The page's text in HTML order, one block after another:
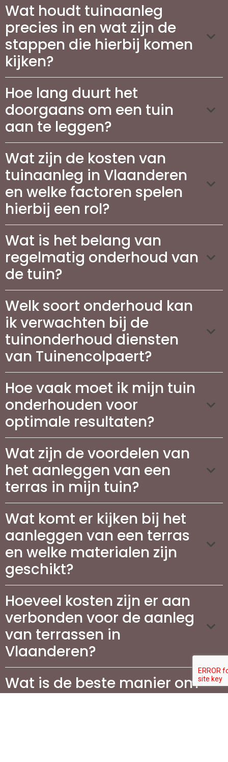
Wat houdt tuinaanleg
precies in en wat zijn de
stappen die hierbij komen
kijken?
Hoe lang duurt het
doorgaans om een tuin
aan te leggen?
Wat zijn de kosten van
tuinaanleg in Vlaanderen
en welke factoren spelen
hierbij een rol?
Wat is het belang van
regelmatig onderhoud van
de tuin?
Welk soort onderhoud kan
ik verwachten bij de
tuinonderhoud diensten
van Tuinencolpaert?
Hoe vaak moet ik mijn tuin
onderhouden voor
optimale resultaten?
Wat zijn de voordelen van
het aanleggen van een
terras in mijn tuin?
Wat komt er kijken bij het
aanleggen van een terras
en welke materialen zijn
geschikt?
Hoeveel kosten zijn er aan
verbonden voor de aanleg
van terrassen in
Vlaanderen?
Wat is de beste manier om
mijn terras te